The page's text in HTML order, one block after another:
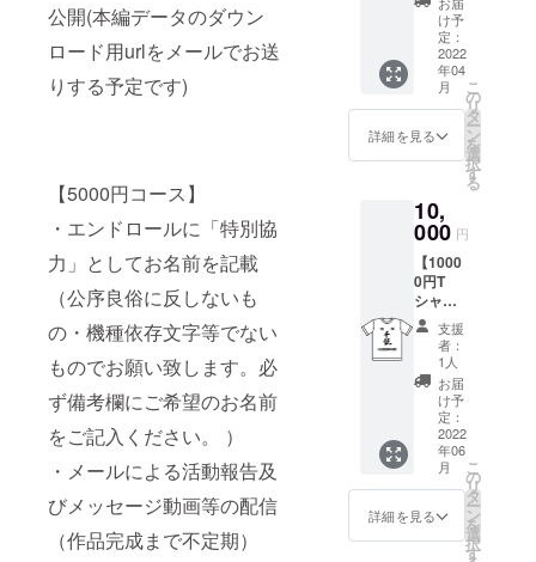
公開(本編データのダウン
ロード用urlをメールでお送
りする予定です)
【5000円コース】
・エンドロールに「特別協
力」としてお名前を記載
（公序良俗に反しないも
の・機種依存文字等でない
ものでお願い致します。必
ず備考欄にご希望のお名前
をご記入ください。 ）
・メールによる活動報告及
びメッセージ動画等の配信
（作品完成まで不定期）
場合が
ござい
ますの
でご了
承くだ
さ
い。）
麗辛
口、冷
でも燗
でも食
中酒と
して人
気のお
酒で
す。食
を堆肥
にして
育てた
愛知県
産米
「あい
ちのか
おり」
を使っ
た純米
酒を、
「R」の
マーク
が特徴
のリ
ユース
瓶に詰
めまし
た。
です) ・
上記の
内容全
部に加
えて、
水谷酒
本酒
「純米
瓢」
720ml
瓶1本
（特別
記念ラ
ベル）
を提供
致しま
す。 岐
阜県産
の酒造
好適
米“ひだ
ほま
れ”を
60％ま
で磨い
た純米
酒で
り、実
施しな
い場合
がござ
いま
す。）
完成
後、本
(本編
データ
のダウ
ンロー
ド用url
をメー
ルでお
送りす
る予定
です) ・
上記の
内容全
部に加
えて、
水谷酒
本酒
「純米
場所は
名古屋
市又は
近郊に
て行い
参加料
金は別
す。な
お、
パー
ティは
新型コ
ロナウ
イルス
の情勢
によ
り、実
施しな
い場合
がござ
いま
す。）
完成
後、本
写会及
び試写
会後の
パー
ティ参
加権
（日時
市又は
近郊に
て行い
ます。
参加料
金は別
途頂戴
致しま
す。な
お、
パー
ティは
新型コ
ロナウ
イルス
によ
り、実
お名前
をご記
入くだ
さい。
） ・
メール
による
セージ
動画等
の配信
（作品
完成ま
で不定
期） ・
希望者
による
零号試
写会及
び試写
会後の
パー
ティ参
加権
（日時
ロール
に「特
別協
力」と
してお
名前を
記載
（公序
良俗に
いも
の・機
種依存
文字等
でない
もので
お願い
致しま
す。必
ず備考
欄にご
希望の
お名前
をご記
入くだ
さい。
） ・
け予
定：
2022
年04
月
詳細を見る
こ
の
リ
タ
ー
ン
を
選
択
す
る
10,
000 円
【1000
0円T
シャ
ツ・前
掛け
セット
コー
ス】 ・
エンド
ロール
に「特
別協
力」と
してお
名前を
記載
支援
者：
1人
お届
け予
定：
2022
年06
月
詳細を見る
こ
の
リ
タ
ー
ン
を
選
択
す